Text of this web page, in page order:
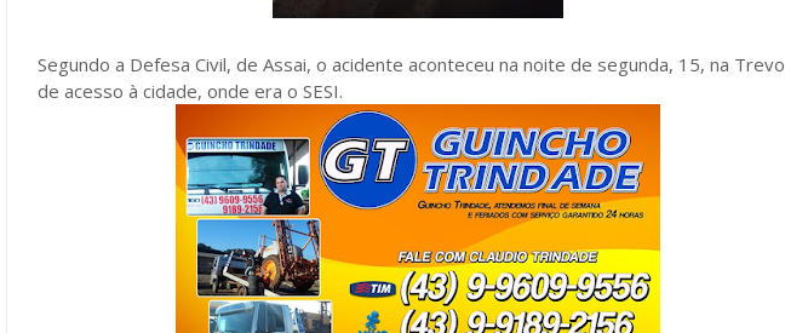
Segundo a Defesa Civil, de Assai, o acidente aconteceu na noite de segunda, 15, na Trevo
de acesso à cidade, onde era o SESI.